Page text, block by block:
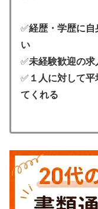
✅経歴・学歴に
い
✅未経験歓迎の求
✅ １人に対して
てくれる